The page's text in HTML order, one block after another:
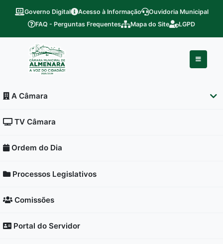
Governo Digital Acesso à Informação
Ouvidoria Municipal
FAQ - Perguntas Frequentes
Mapa do Site LGPD
A Câmara
TV Câmara
Ordem do Dia
Processos Legislativos
Comissões
Portal do Servidor